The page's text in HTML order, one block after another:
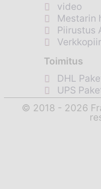
video
Mestarin
Piirustus
Toimitus
DHL
UPS
© 2018 - 2026